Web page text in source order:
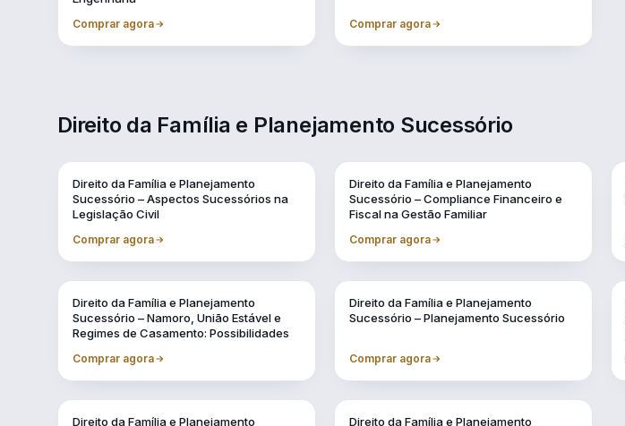
Comprar agora Comprar agora
Direito da Família e Planejamento Sucessório
Direito da Família e Planejamento
Sucessório – Aspectos Sucessórios na
Legislação Civil
Comprar agora
Direito da Família e Planejamento
Sucessório – Compliance Financeiro e
Fiscal na Gestão Familiar
Comprar agora
Direito da Família e Planejamento
Sucessório – Namoro, União Estável e
Regimes de Casamento: Possibilidades
Comprar agora
Direito da Família e Planejamento
Sucessório – Planejamento Sucessório
Comprar agora
Direito da Família e Planejamento
Direito da Família e Planejamento